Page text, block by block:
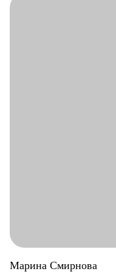
Марина Смирнова